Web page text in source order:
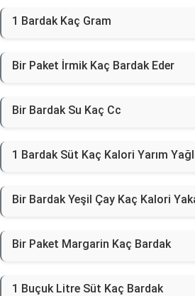
1 Bardak Kaç Gram
Bir Paket İrmik Kaç Bardak Eder
Bir Bardak Su Kaç Cc
1 Bardak Süt Kaç Kalori Yarım
Bir Bardak Yeşil Çay Kaç Kalori
Bir Paket Margarin Kaç Bardak
1 Buçuk Litre Süt Kaç Bardak